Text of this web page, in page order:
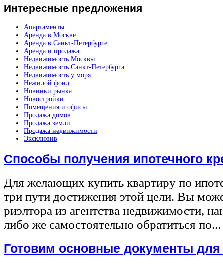
Интересные предложения
Апартаменты
Аренда в Москве
Аренда в Санкт-Петербурге
Аренда и продажа
Недвижимость Москвы
Недвижимость Санкт-Петербурга
Недвижимость у моря
Нежилой фонд
Новинки рынка
Новостройки
Помещения и офисы
Продажа домов
Продажа земли
Продажа недвижимости
Эксклюзив
Способы получения ипотечного
Для желающих купить квартиру по
три пути достижения этой цели. Вы
риэлтора из агентства недвижимости,
либо же самостоятельно обратиться по...
Готовим основные документы